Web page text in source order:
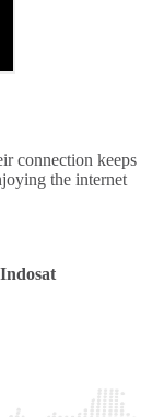
connection keeps
the internet